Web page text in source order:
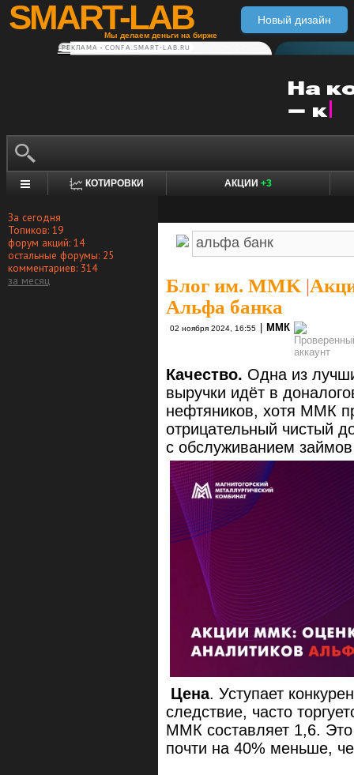
SMART-LAB
Мы делаем деньги на бирже
Новый дизайн
РЕКЛАМА • CONFA.SMART-LAB.RU
КОТИРОВКИ АКЦИИ +3
За сегодня
Топиков: 19
форум акций: 14
остальные форумы: 25
комментариев: 314
за месяц
Блог им. MMK |
Альфа банка
02 ноября 2024, 16:55 ММК
Качество. Одна из
выручки идёт в
нефтяников, хотя ММК
отрицательный чистый
с обслуживанием
Цена. Уступает
следствие, часто
ММК составляет 1,6.
почти на 40% меньше,